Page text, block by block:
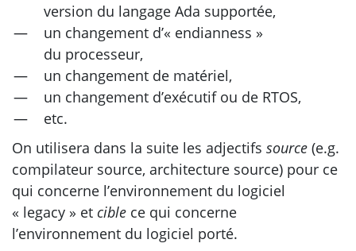
version du langage Ada supportée,
un changement d’« endianness »
du processeur,
un changement de matériel,
un changement d’exécutif ou de RTOS,
etc.
On utilisera dans la suite les adjectifs source (e.g.
compilateur source, architecture source) pour ce
qui concerne l’environnement du logiciel
« legacy » et cible ce qui concerne
l’environnement du logiciel porté.